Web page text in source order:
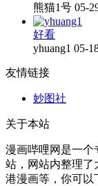
熊猫1号 05-
好看
yhuang1 05-
友情链接
妙图社
关于本站
漫画哔哩网是一个
站，网站内整理了
港漫画等，你可以